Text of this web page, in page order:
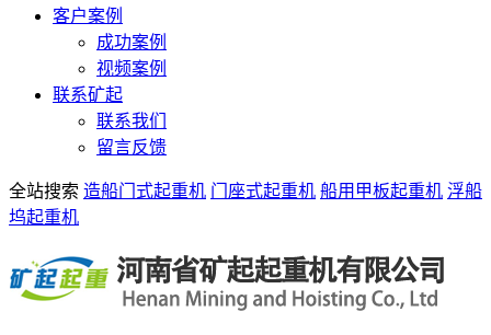
客户案例
成功案例
视频案例
联系矿起
联系我们
留言反馈
全站搜索 造船门式起重机 门座式起重机 船用甲板起重机 浮船
坞起重机